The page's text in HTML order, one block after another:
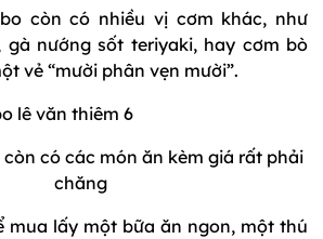
còn có nhiều vị cơm khác, như
nướng sốt teriyaki, hay cơm bò
vẻ “mười phân vẹn mười”.
có các món ăn kèm giá rất phải
chăng
mua lấy một bữa ăn ngon, một thú